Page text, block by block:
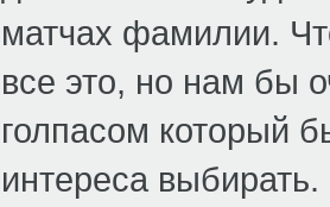
матчах фамилии.
все это, но нам бы
голпасом который
интереса